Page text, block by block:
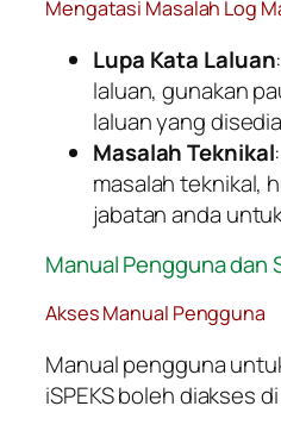
Mengatasi Masalah Log
Lupa Kata Laluan
laluan, gunakan
laluan yang
Masalah Teknikal
masalah teknikal,
jabatan anda
Manual Pengguna dan
Akses Manual Pengguna
Manual pengguna
iSPEKS boleh diakses